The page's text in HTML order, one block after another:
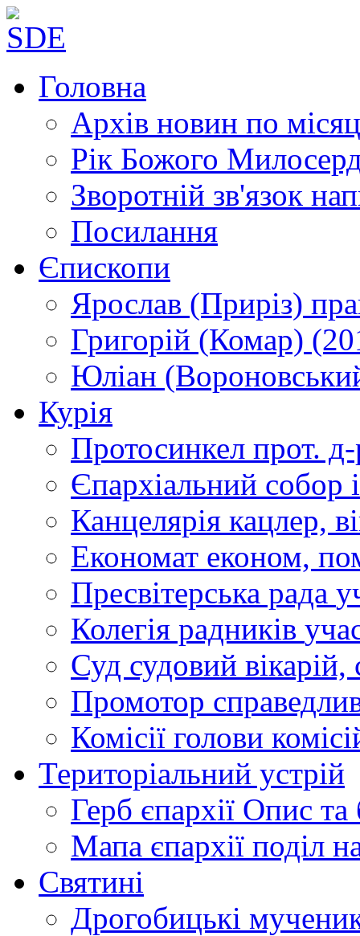
Головна
Архів новин по
Рік Божого
Зворотній зв'язок
Посилання
Єпископи
Ярослав (Приріз)
Григорій (Комар)
Юліан
Курія
Протосинкел прот.
Єпархіальний собор
Канцелярія кацлер,
Економат економ,
Пресвітерська рада
Колегія радників
Суд судовий вікарій,
Промотор
Комісії голови
Територіальний устрій
Герб єпархії Опис та
Мапа єпархії поділ
Святині
Дрогобицькі